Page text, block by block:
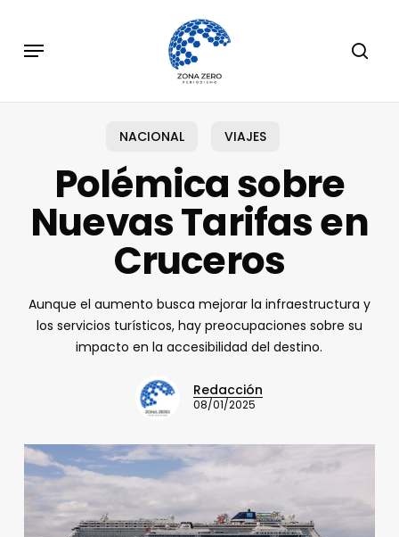
main
Menu
NACIONAL VIAJES
Polémica sobre
Nuevas Tarifas en
Cruceros
Aunque el aumento busca mejorar la infraestructura y
los servicios turísticos, hay preocupaciones sobre su
impacto en la accesibilidad del destino.
Redacción
08/01/2025